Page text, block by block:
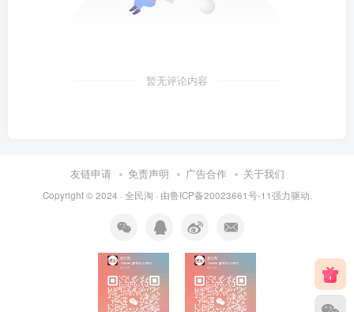
暂无评论内容
友链申请 免责声明 广告合作 关于我们
Copyright © 2024 · 全民淘 · 由鲁ICP备20023661号-11强力驱动.